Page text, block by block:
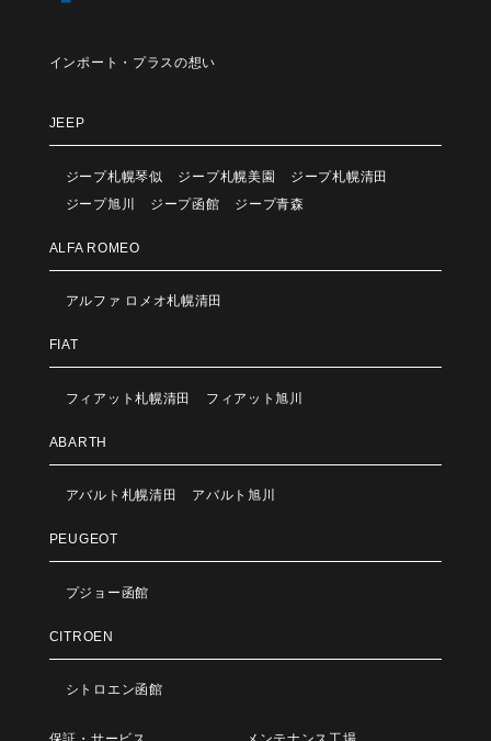
インポート・プラスの想い
JEEP
ジープ札幌琴似 ジープ札幌美園
ジープ札幌清田
ジープ旭川
ジープ函館 ジープ青森
ALFA ROMEO
アルファ ロメオ札幌清田
FIAT
フィアット札幌清田 フィアット旭川
ABARTH
アバルト札幌清田 アバルト旭川
PEUGEOT
プジョー函館
CITROEN
シトロエン函館